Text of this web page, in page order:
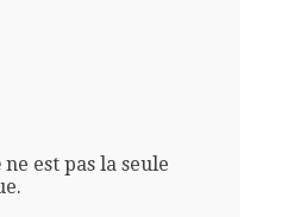
ne est pas la seule